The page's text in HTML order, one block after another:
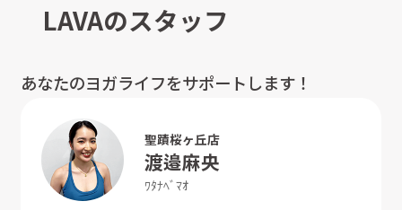
LAVAのスタッフ
あなたのヨガライフをサポートします！
聖蹟桜ヶ丘店
渡邉麻央
ﾜﾀﾅﾍﾞﾏｵ